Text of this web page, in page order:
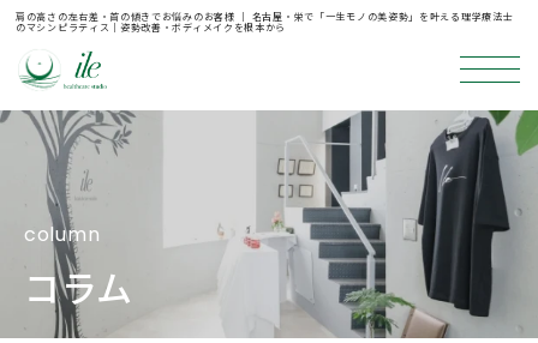
肩の高さの左右差・首の傾きでお悩みのお客様 ｜ 名古屋・栄で「一生モノの美姿勢」を叶える理学療法士
のマシンピラティス｜姿勢改善・ボディメイクを根本から
column
コラム